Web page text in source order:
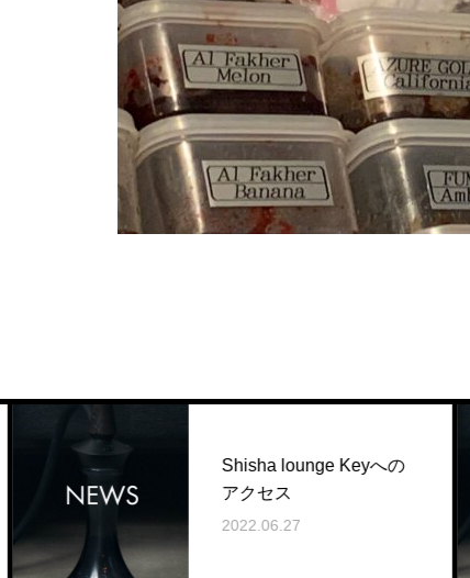
Shisha lounge Keyへの
アクセス
2022.06.27